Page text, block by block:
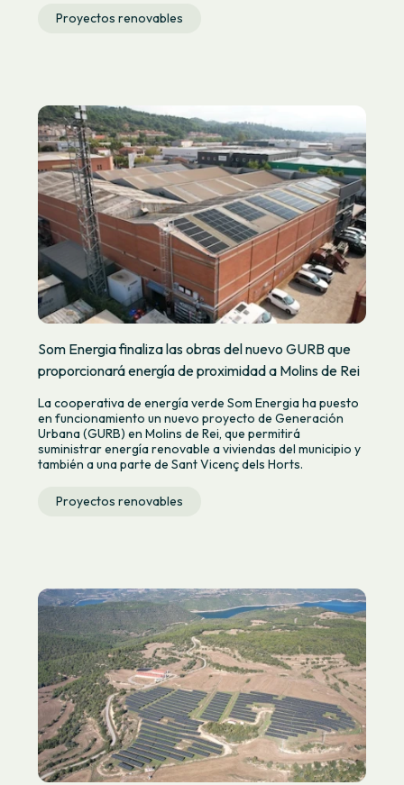
Proyectos renovables
Som Energia finaliza las obras del nuevo GURB que
proporcionará energía de proximidad a Molins de Rei
La cooperativa de energía verde Som Energia ha puesto
en funcionamiento un nuevo proyecto de Generación
Urbana (GURB) en Molins de Rei, que permitirá
suministrar energía renovable a viviendas del municipio y
también a una parte de Sant Vicenç dels Horts.
Proyectos renovables